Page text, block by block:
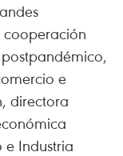
e
directora
e Industria